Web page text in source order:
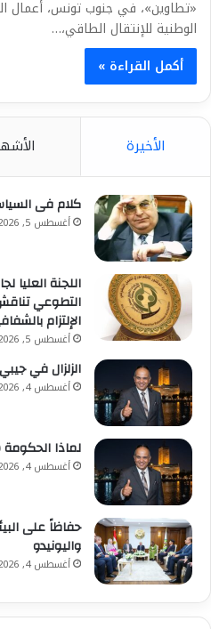
«تطاوين»، في جنوب تونس، أعمال
الوطنية للإنتقال الطاقي،…
أكمل القراءة »
الأخيرة
كلام فى
أغسطس 5, 2026
اللجنة العليا
التطوعي
الإلتزام
أغسطس 5, 2026
الزلزال في جيبي
أغسطس 4, 2026
لماذا
أغسطس 4, 2026
حفاظاً على
واليونيدو
أغسطس 4, 2026